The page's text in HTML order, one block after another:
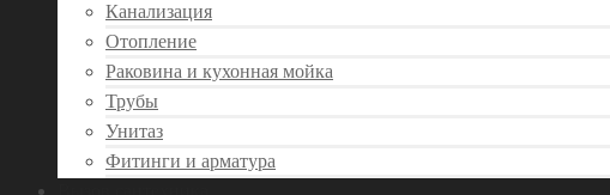
Канализация
Отопление
Раковина и кухонная мойка
Трубы
Унитаз
Фитинги и арматура